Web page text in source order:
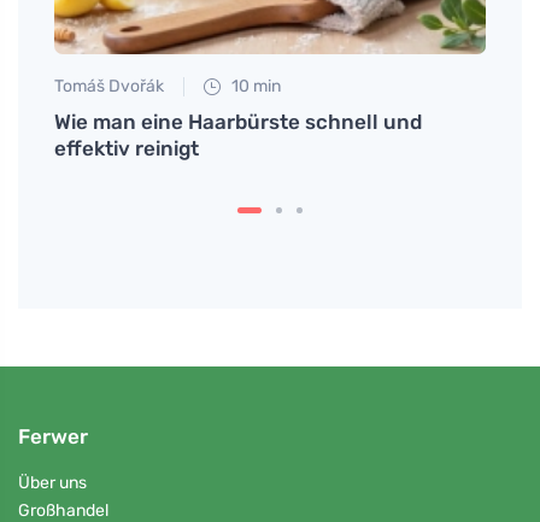
Tomáš Dvořák 10 min
Wie man eine Haarbürste schnell und
effektiv reinigt
Ferwer
Über uns
Großhandel